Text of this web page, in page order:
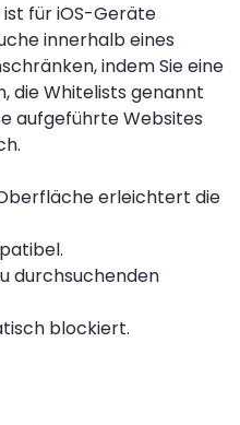
für iOS-Geräte
innerhalb eines
indem Sie eine
die Whitelists genannt
aufgeführte Websites
erleichtert die
durchsuchenden
blockiert.